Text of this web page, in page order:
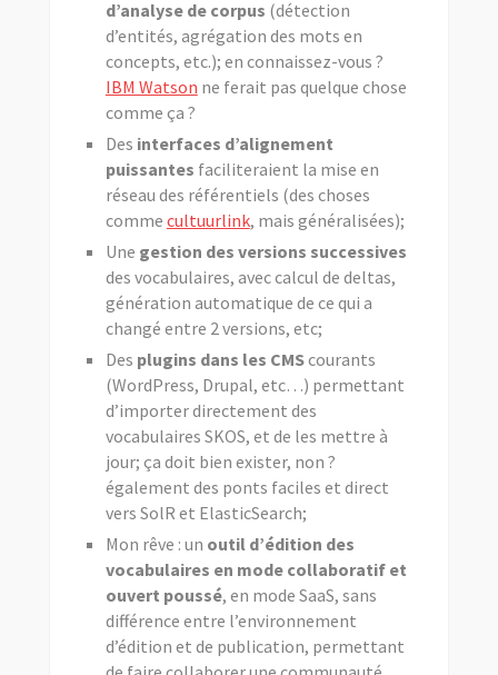
d’analyse de corpus (détection
d’entités, agrégation des mots en
concepts, etc.); en connaissez-vous ?
IBM Watson ne ferait pas quelque chose
comme ça ?
Des interfaces d’alignement
puissantes faciliteraient la mise en
réseau des référentiels (des choses
comme cultuurlink, mais généralisées);
Une gestion des versions successives
des vocabulaires, avec calcul de deltas,
génération automatique de ce qui a
changé entre 2 versions, etc;
Des plugins dans les CMScourants
(WordPress, Drupal, etc…) permettant
d’importer directement des
vocabulaires SKOS, et de les mettre à
jour; ça doit bien exister, non ?
également des ponts faciles et direct
vers SolR et ElasticSearch;
Mon rêve : un outil d’édition des
vocabulaires en mode collaboratif et
ouvert poussé, en mode SaaS, sans
différence entre l’environnement
d’édition et de publication, permettant